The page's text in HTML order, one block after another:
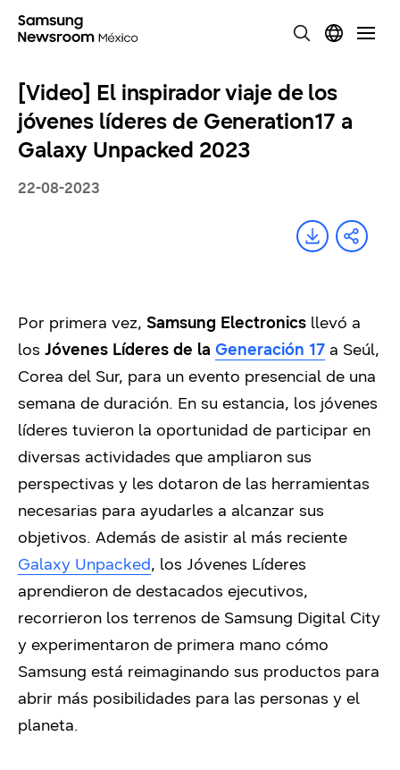
[Video] El inspirador viaje de los
jóvenes líderes de Generation17 a
Galaxy Unpacked 2023
22-08-2023
Por primera vez, Samsung Electronics llevó a
los Jóvenes Líderes de la Generación 17 a Seúl,
Corea del Sur, para un evento presencial de una
semana de duración. En su estancia, los jóvenes
líderes tuvieron la oportunidad de participar en
diversas actividades que ampliaron sus
perspectivas y les dotaron de las herramientas
necesarias para ayudarles a alcanzar sus
objetivos. Además de asistir al más reciente
Galaxy Unpacked, los Jóvenes Líderes
aprendieron de destacados ejecutivos,
recorrieron los terrenos de Samsung Digital City
y experimentaron de primera mano cómo
Samsung está reimaginando sus productos para
abrir más posibilidades para las personas y el
planeta.